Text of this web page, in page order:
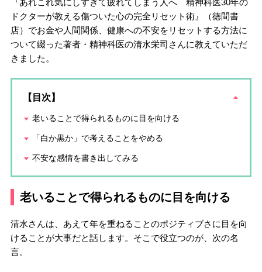
ドクターが教える傷ついた心の完全リセット術』（徳間書
店）でお金や人間関係、健康への不安をリセットする方法に
ついて綴った著者・精神科医の清水栄司さんに教えていただ
きました。
【目次】
老いることで得られるものに目を向ける
「白か黒か」で考えることをやめる
不安な感情を書き出してみる
老いることで得られるものに目を向ける
清水さんは、あえて年を重ねることのポジティブさに目を向
けることが大事だと話します。そこで役立つのが、次の名
言。